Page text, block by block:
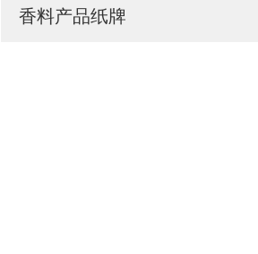
香料产品纸牌